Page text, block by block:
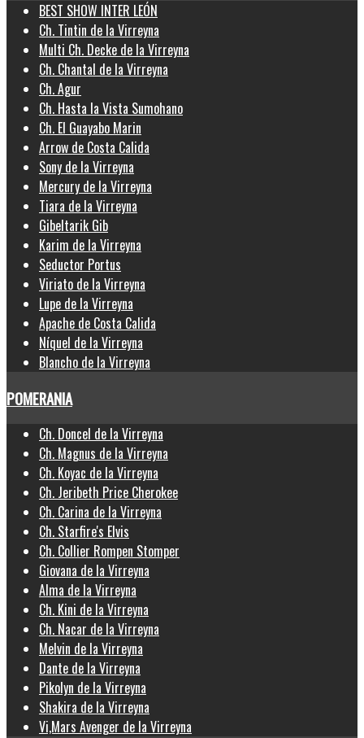
BEST SHOW INTER LEÓN
Ch. Tintin de la Virreyna
Multi Ch. Decke de la Virreyna
Ch. Chantal de la Virreyna
Ch. Agur
Ch. Hasta la Vista Sumohano
Ch. El Guayabo Marin
Arrow de Costa Calida
Sony de la Virreyna
Mercury de la Virreyna
Tiara de la Virreyna
Gibeltarik Gib
Karim de la Virreyna
Seductor Portus
Viriato de la Virreyna
Lupe de la Virreyna
Apache de Costa Calida
Níquel de la Virreyna
Blancho de la Virreyna
POMERANIA
Ch. Doncel de la Virreyna
Ch. Magnus de la Virreyna
Ch. Koyac de la Virreyna
Ch. Jeribeth Price Cherokee
Ch. Carina de la Virreyna
Ch. Starfire's Elvis
Ch. Collier Rompen Stomper
Giovana de la Virreyna
Alma de la Virreyna
Ch. Kini de la Virreyna
Ch. Nacar de la Virreyna
Melvin de la Virreyna
Dante de la Virreyna
Pikolyn de la Virreyna
Shakira de la Virreyna
Vi,Mars Avenger de la Virreyna